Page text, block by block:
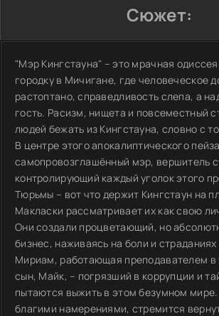
Сюжет:
"Мэр Кингстауна" – это мрачная
городку в Мичигане, где человеческое
растоптано, справедливость слепа, а
гость. Расизм, нищета и повсеместный
людей бежать из Кингстауна, словно с
В центре этого апокалиптического
самопровозглашённый мэр, вершитель
контролирующий каждый уголок этого
Тюрьмы – вот что держит Кингстаун на
Макласки рассматривает их как свою
Они создали процветающий, но
бизнес, наживаясь на боли и
Мириам, работающая преподавателем в
сын, Майк, – погрязший в коррупции и
пытаются выжить в этом безумном
благими намерениями, стремится